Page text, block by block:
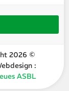
2026 ©
:
ASBL